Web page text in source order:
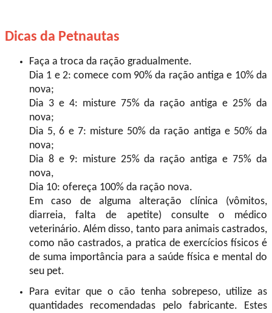
Dicas da Petnautas
Faça a troca da ração gradualmente.
Dia 1 e 2: comece com 90% da ração antiga e 10% da
nova;
Dia 3 e 4: misture 75% da ração antiga e 25% da
nova;
Dia 5, 6 e 7: misture 50% da ração antiga e 50% da
nova;
Dia 8 e 9: misture 25% da ração antiga e 75% da
nova,
Dia 10: ofereça 100% da ração nova.
Em caso de alguma alteração clínica (vômitos,
diarreia, falta de apetite) consulte o médico
veterinário. Além disso, tanto para animais castrados,
como não castrados, a pratica de exercícios físicos é
de suma importância para a saúde física e mental do
seu pet.
Para evitar que o cão tenha sobrepeso, utilize as
quantidades recomendadas pelo fabricante. Estes